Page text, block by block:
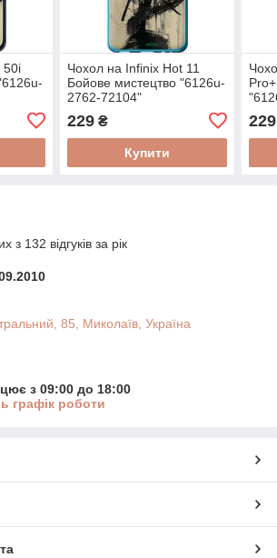
50i
Чохол на Infinix Hot 11
Бойове мистецтво "6126u-
2762-72104"
229₴
Купити
229
з 132 відгуків за рік
85, Миколаїв, Україна
з 09:00 до 18:00
графік роботи